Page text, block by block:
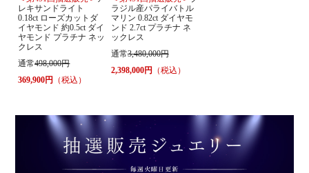
レキサンドライト
0.18ct ローズカットダ
イヤモンド 約0.5ct ダイ
ヤモンド プラチナ ネッ
クレス
通常498,000円
369,900円
（税込）
ラジル産パライバトル
マリン 0.82ct ダイヤモ
ンド 2.7ct プラチナ ネ
ックレス
通常3,480,000円
2,398,000円
（税込）